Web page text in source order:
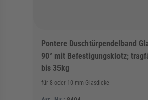
Pontere Duschtürpendelband
90° mit Befestigungsklotz;
bis 35kg
für 8 oder 10 mm Glasdicke